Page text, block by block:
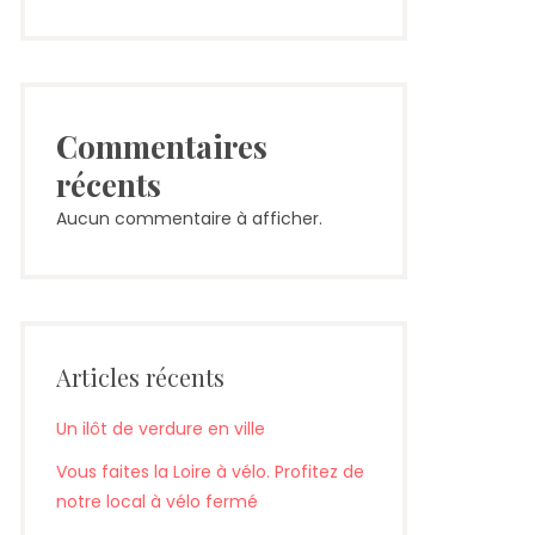
Commentaires
récents
Aucun commentaire à afficher.
Articles récents
Un ilôt de verdure en ville
Vous faites la Loire à vélo. Profitez de
notre local à vélo fermé